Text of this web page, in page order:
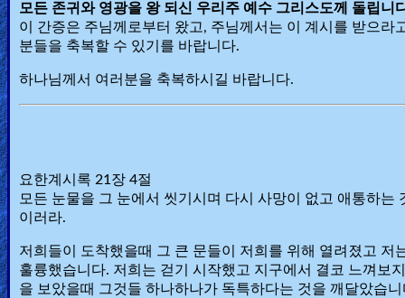
모든 존귀와 영광을 왕 되신 우리주 예수 그리스도께 돌립니
이 간증은 주님께로부터 왔고, 주님께서는 이 계시를 받으
분들을 축복할 수 있기를 바랍니다.
하나님께서 여러분을 축복하시길 바랍니다.
요한계시록 21장 4절
모든 눈물을 그 눈에서 씻기시며 다시 사망이 없고 애통하
이러라.
저희들이 도착했을때 그 큰 문들이 저희를 위해 열려졌고
훌륭했습니다. 저희는 걷기 시작했고 지구에서 결코 느껴보
을 보았을때 그것들 하나하나가 독특하다는 것을 깨달았습